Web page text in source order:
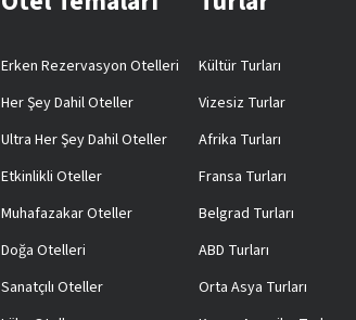
Erken Rezervasyon Otelleri
Her Şey Dahil Oteller
Ultra Her Şey Dahil Oteller
Etkinlikli Oteller
Muhafazakar Oteller
Doğa Otelleri
Sanatçılı Oteller
Kültür Turları
Vizesiz Turlar
Afrika Turları
Fransa Turları
Belgrad Turları
ABD Turları
Orta Asya Turları